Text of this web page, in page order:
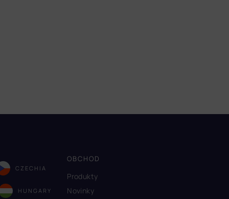
CZECHIA
HUNGARY
OBCHOD
Produkty
Novinky